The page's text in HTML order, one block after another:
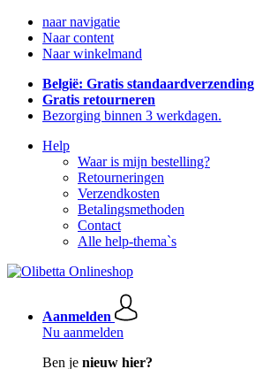
naar navigatie
Naar content
Naar winkelmand
België: Gratis standaardverzending
Gratis retourneren
Bezorging binnen 3 werkdagen.
Help
Waar is mijn bestelling?
Retourneringen
Verzendkosten
Betalingsmethoden
Contact
Alle help-thema`s
Aanmelden
Nu aanmelden
Ben je nieuw hier?